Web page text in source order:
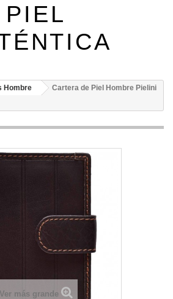
PIEL
Hombre
Cartera de Piel Hombre Pielini
Ver más grande